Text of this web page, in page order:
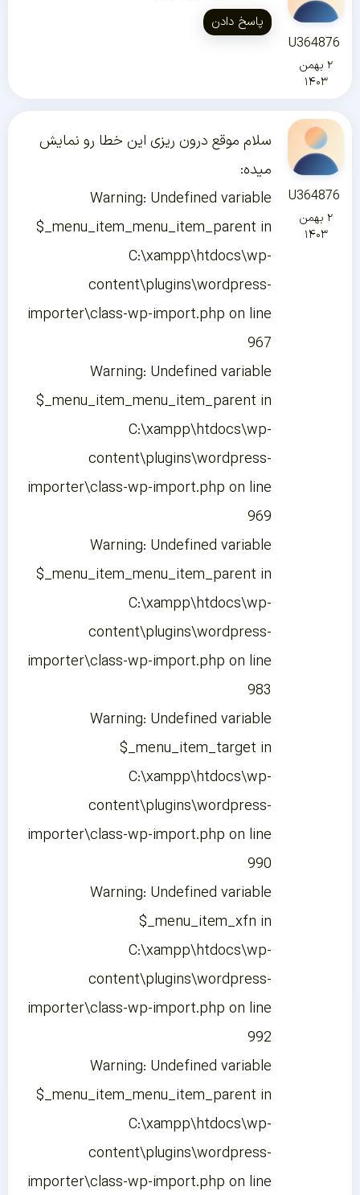
U364876
۲ بهمن
۱۴۰۳
پاسخ دادن
U364876
۲ بهمن
۱۴۰۳
سلام موقع درون ریزی این خطا رو نمایش
میده:
Warning: Undefined variable
$_menu_item_menu_item_parent in
C:\xampp\htdocs\wp-
content\plugins\wordpress-
importer\class-wp-import.php on line
967
Warning: Undefined variable
$_menu_item_menu_item_parent in
C:\xampp\htdocs\wp-
content\plugins\wordpress-
importer\class-wp-import.php on line
969
Warning: Undefined variable
$_menu_item_menu_item_parent in
C:\xampp\htdocs\wp-
content\plugins\wordpress-
importer\class-wp-import.php on line
983
Warning: Undefined variable
$_menu_item_target in
C:\xampp\htdocs\wp-
content\plugins\wordpress-
importer\class-wp-import.php on line
990
Warning: Undefined variable
$_menu_item_xfn in
C:\xampp\htdocs\wp-
content\plugins\wordpress-
importer\class-wp-import.php on line
992
Warning: Undefined variable
$_menu_item_menu_item_parent in
C:\xampp\htdocs\wp-
content\plugins\wordpress-
importer\class-wp-import.php on line